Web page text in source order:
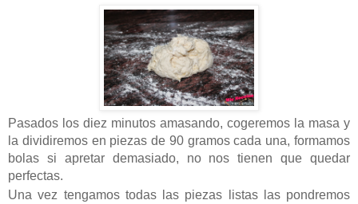
Pasados los diez minutos amasando, cogeremos la masa y
la dividiremos en piezas de 90 gramos cada una, formamos
bolas si apretar demasiado, no nos tienen que quedar
perfectas.
Una vez tengamos todas las piezas listas las pondremos